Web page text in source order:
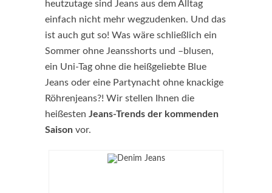
heutzutage sind Jeans aus dem Alltag
einfach nicht mehr wegzudenken. Und das
ist auch gut so! Was wäre schließlich ein
Sommer ohne Jeansshorts und –blusen,
ein Uni-Tag ohne die heißgeliebte Blue
Jeans oder eine Partynacht ohne knackige
Röhrenjeans?! Wir stellen Ihnen die
heißesten Jeans-Trends der kommenden
Saison vor.